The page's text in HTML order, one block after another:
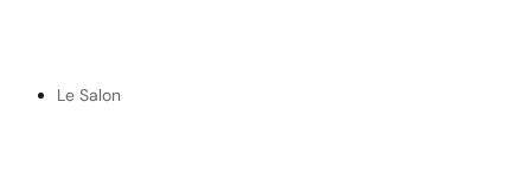
Le Salon